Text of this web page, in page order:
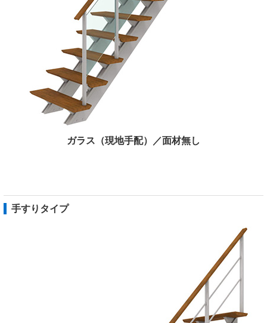
ガラス（現地手配）／面材無し
手すりタイプ